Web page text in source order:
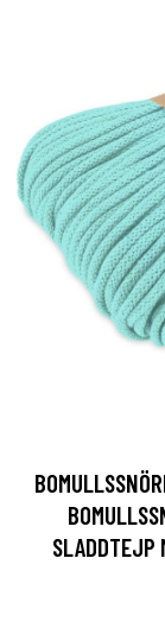
SLADDTEJP